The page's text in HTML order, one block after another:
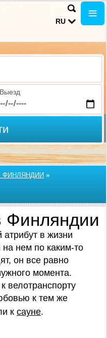
RU
Выезд
ФИНЛЯНДИИ »
Финляндии
в жизни
нем по каким-то
он все равно
момента.
велотранспорту
к тем же
к сауне.